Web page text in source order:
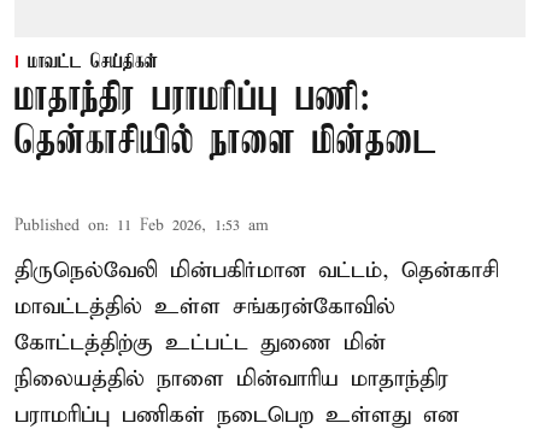
மாவட்ட செய்திகள்
மாதாந்திர பராமரிப்பு பணி:
தென்காசியில் நாளை மின்தடை
Published on: 11 Feb 2026, 1:53 am
திருநெல்வேலி மின்பகிர்மான வட்டம், தென்காசி
மாவட்டத்தில் உள்ள சங்கரன்கோவில்
கோட்டத்திற்கு உட்பட்ட துணை மின்
நிலையத்தில் நாளை மின்வாரிய மாதாந்திர
பராமரிப்பு பணிகள் நடைபெற உள்ளது என